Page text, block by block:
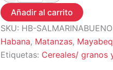
Añadir al carrito
SKU: HB-SALMARINABUENO
Habana, Matanzas,
Etiquetas: Cereales/ granos